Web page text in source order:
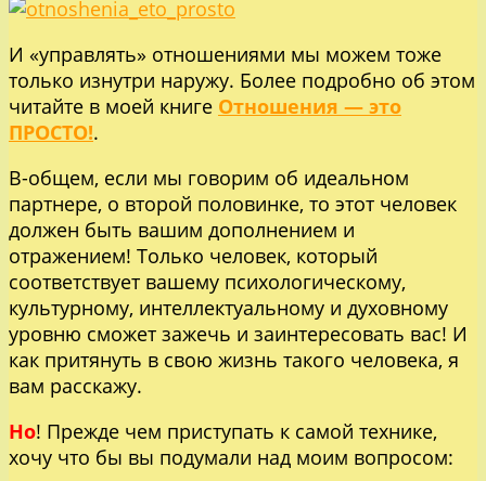
И «управлять» отношениями мы можем тоже
только изнутри наружу. Более подробно об этом
читайте в моей книге Отношения — это
ПРОСТО!.
В-общем, если мы говорим об идеальном
партнере, о второй половинке, то этот человек
должен быть вашим дополнением и
отражением! Только человек, который
соответствует вашему психологическому,
культурному, интеллектуальному и духовному
уровню сможет зажечь и заинтересовать вас! И
как притянуть в свою жизнь такого человека, я
вам расскажу.
Но! Прежде чем приступать к самой технике,
хочу что бы вы подумали над моим вопросом: